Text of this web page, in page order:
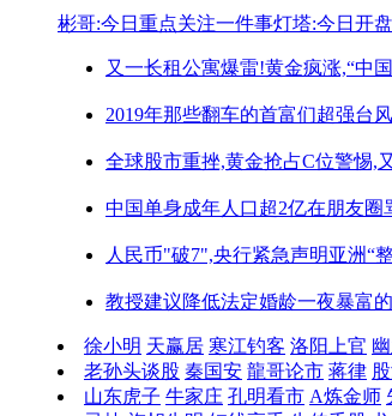
彬哥:今日重点关注一件事灯塔:今日开
又一长租公寓爆雷!黄金疯涨,“中
2019年那些翻车的首富们超强台
全球股市重挫,黄金抢占C位警惕,
中国单身成年人口超2亿在朋友圈
人民币"破7",央行紧急声明亚洲“
教授建议降低法定婚龄一夜暴富
徐小明 天赢居 寒江钓客 洛阳上官
老孙头谈股 秦国安 龍哥论市 蒋律
山东虎子 牛家庄 孔明看市 A炼金师